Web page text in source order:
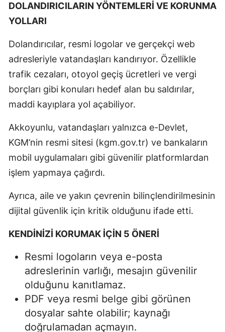
DOLANDIRICILARIN YÖNTEMLERİ VE KORUNMA
YOLLARI
Dolandırıcılar, resmi logolar ve gerçekçi web
adresleriyle vatandaşları kandırıyor. Özellikle
trafik cezaları, otoyol geçiş ücretleri ve vergi
borçları gibi konuları hedef alan bu saldırılar,
maddi kayıplara yol açabiliyor.
Akkoyunlu, vatandaşları yalnızca e-Devlet,
KGM’nin resmi sitesi (kgm.gov.tr) ve bankaların
mobil uygulamaları gibi güvenilir platformlardan
işlem yapmaya çağırdı.
Ayrıca, aile ve yakın çevrenin bilinçlendirilmesinin
dijital güvenlik için kritik olduğunu ifade etti.
KENDİNİZİ KORUMAK İÇİN 5 ÖNERİ
Resmi logoların veya e-posta
adreslerinin varlığı, mesajın güvenilir
olduğunu kanıtlamaz.
PDF veya resmi belge gibi görünen
dosyalar sahte olabilir; kaynağı
doğrulamadan açmayın.